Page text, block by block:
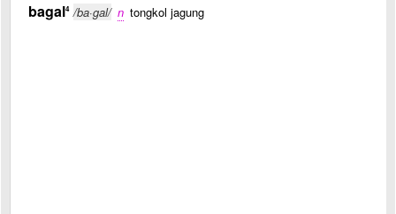
bagal4 /ba·gal/ n tongkol jagung